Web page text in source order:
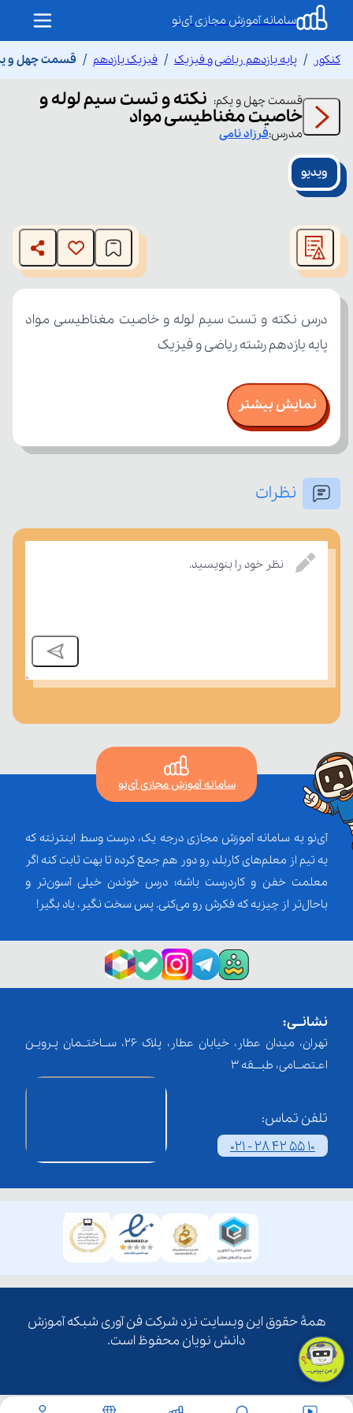
سامانه آموزش مجازی آی‌نو
کنکور پایه یازدهم ریاضی و فیزیک فیزیک یازدهم قسمت چهل و
قسمت چهل و یکم: نکته و تست سیم لوله و
خاصیت مغناطیسی مواد
مدرس:فرزادنامی
ویدیو
modal
window.
The media could not be loaded, either because the server
or network failed or because the format is not supported.
پایه یازدهم رشته ریاضی و فیزیک
نمایش بیشتر
نظرات
نظر خود را بنویسید.
سامانه آموزش مجازی آی‌نو
آی‌نو یه سامانه آموزش مجازی درجه یک، درست وسط اینترنته که
یه تیم از معلم‌‌های کاربلد رو دور هم جمع کرده تا بهت ثابت کنه اگر
معلمت خفن و کاردرست باشه؛ درس خوندن خیلی آسون‌تر و
باحال‌تر از چیزیه که فکرش رو می‌کنی. پس سخت نگیر، یاد بگیر!
نشانــی:
تهران، میدان عطار، خیابان عطار، پلاک 26، ســاختــمان پـرویـن
اعـتصــامی، طبـــقه 3
تلفن تماس:
021 - 28 42 55 10
همۀ حقوق این وبسایت نزد شرکت فن آوری شبکه آموزش
دانش نویان محفوظ است.